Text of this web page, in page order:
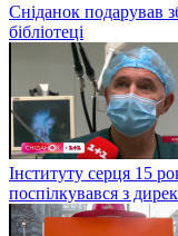
Сніданок подарував
бібліотеці
Інституту серця 15
поспілкувався з